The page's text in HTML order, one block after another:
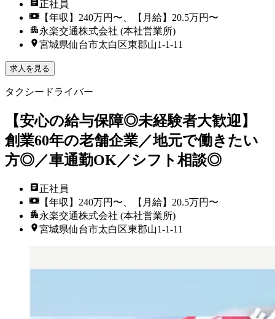
正社員
【年収】240万円〜、【月給】20.5万円〜
永楽交通株式会社 (本社営業所)
宮城県仙台市太白区東郡山1-1-11
求人を見る
タクシードライバー
【安心の給与保障◎未経験者大歓迎】
創業60年の老舗企業／地元で働きたい
方◎／車通勤OK／シフト相談◎
正社員
【年収】240万円〜、【月給】20.5万円〜
永楽交通株式会社 (本社営業所)
宮城県仙台市太白区東郡山1-1-11